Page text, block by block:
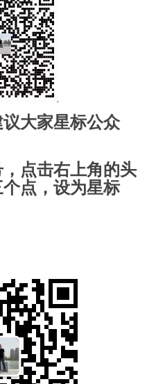
大家星标公众
点击右上角的头
点，设为星标